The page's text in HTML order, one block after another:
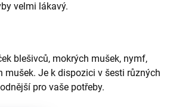
velmi lákavý.
blešivců, mokrých mušek, nymf,
Je k dispozici v šesti různých
pro vaše potřeby.